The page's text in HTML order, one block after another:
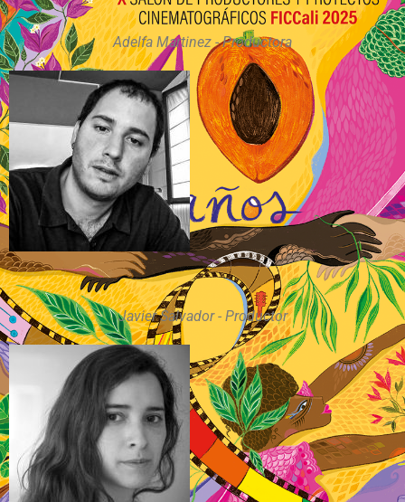
Adelfa Martinez - Productora
Javier Salvador - Productor